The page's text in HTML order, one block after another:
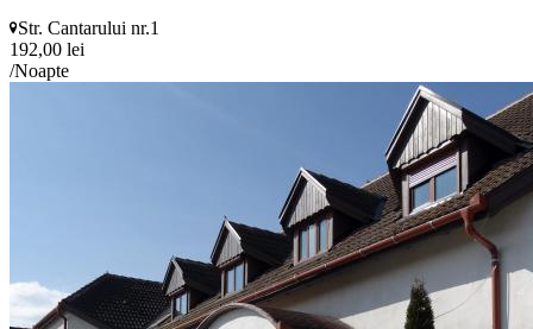
Str. Cantarului nr.1
192,00 lei
/Noapte